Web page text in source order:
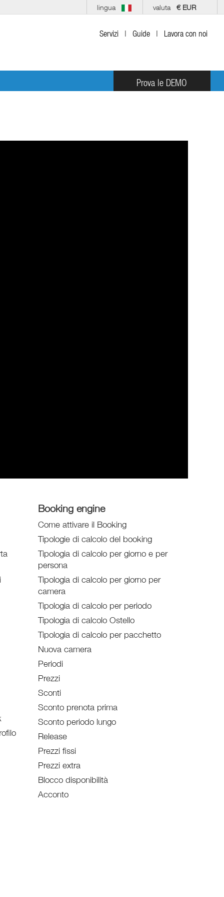
valuta € EUR
lingua
Servizi | Guide | Lavora con noi
Prova le DEMO
Booking engine
Come attivare il Booking
Tipologie di calcolo del booking
Tipologia di calcolo per giorno e per
persona
Tipologia di calcolo per giorno per
camera
Tipologia di calcolo per periodo
Tipologia di calcolo Ostello
Tipologia di calcolo per pacchetto
Nuova camera
Periodi
Prezzi
Sconti
Sconto prenota prima
Sconto periodo lungo
Release
Prezzi fissi
Prezzi extra
Blocco disponibilità
Acconto